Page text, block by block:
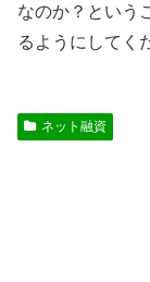
なのか？という
るようにしてく
ネット融資